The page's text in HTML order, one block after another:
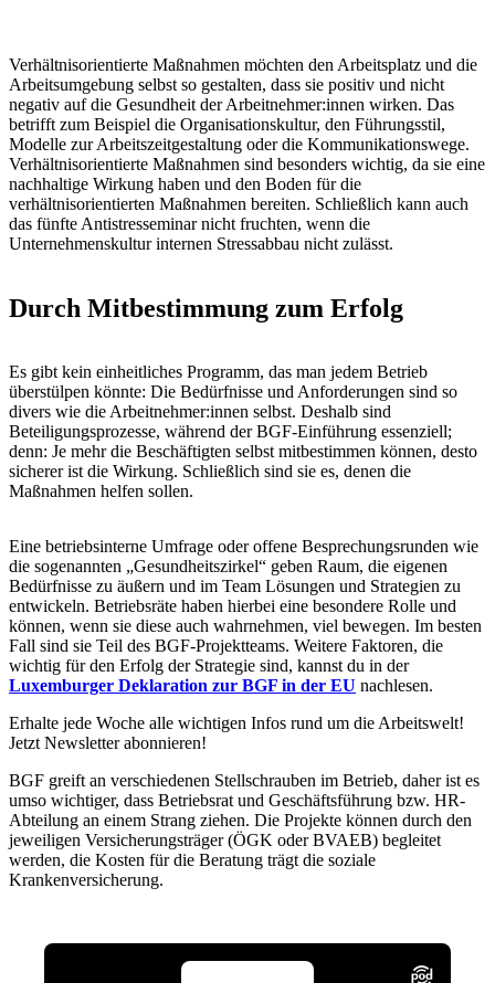
Verhältnisorientierte Maßnahmen möchten den Arbeitsplatz und die
Arbeitsumgebung selbst so gestalten, dass sie positiv und nicht
negativ auf die Gesundheit der Arbeitnehmer:innen wirken. Das
betrifft zum Beispiel die Organisationskultur, den Führungsstil,
Modelle zur Arbeitszeitgestaltung oder die Kommunikationswege.
Verhältnisorientierte Maßnahmen sind besonders wichtig, da sie eine
nachhaltige Wirkung haben und den Boden für die
verhältnisorientierten Maßnahmen bereiten. Schließlich kann auch
das fünfte Antistresseminar nicht fruchten, wenn die
Unternehmenskultur internen Stressabbau nicht zulässt.
Durch Mitbestimmung zum Erfolg
Es gibt kein einheitliches Programm, das man jedem Betrieb
überstülpen könnte: Die Bedürfnisse und Anforderungen sind so
divers wie die Arbeitnehmer:innen selbst. Deshalb sind
Beteiligungsprozesse, während der BGF-Einführung essenziell;
denn: Je mehr die Beschäftigten selbst mitbestimmen können, desto
sicherer ist die Wirkung. Schließlich sind sie es, denen die
Maßnahmen helfen sollen.
Eine betriebsinterne Umfrage oder offene Besprechungsrunden wie
die sogenannten „Gesundheitszirkel“ geben Raum, die eigenen
Bedürfnisse zu äußern und im Team Lösungen und Strategien zu
entwickeln. Betriebsräte haben hierbei eine besondere Rolle und
können, wenn sie diese auch wahrnehmen, viel bewegen. Im besten
Fall sind sie Teil des BGF-Projektteams. Weitere Faktoren, die
wichtig für den Erfolg der Strategie sind, kannst du in der
Luxemburger Deklaration zur BGF in der EU nachlesen.
Erhalte jede Woche alle wichtigen Infos rund um die Arbeitswelt!
Jetzt Newsletter abonnieren!
BGF greift an verschiedenen Stellschrauben im Betrieb, daher ist es
umso wichtiger, dass Betriebsrat und Geschäftsführung bzw. HR-
Abteilung an einem Strang ziehen. Die Projekte können durch den
jeweiligen Versicherungsträger (ÖGK oder BVAEB) begleitet
werden, die Kosten für die Beratung trägt die soziale
Krankenversicherung.